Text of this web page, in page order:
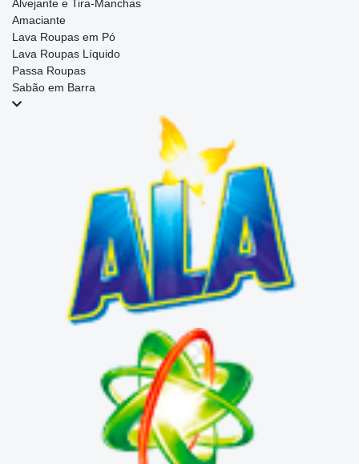
Alvejante e Tira-Manchas
Amaciante
Lava Roupas em Pó
Lava Roupas Líquido
Passa Roupas
Sabão em Barra